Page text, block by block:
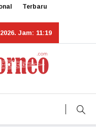
Terbaru
Jam: 11:19